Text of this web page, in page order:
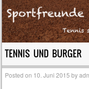
Skip to content
TENNIS UND BURGER
Posted on 10. Juni 2015 by